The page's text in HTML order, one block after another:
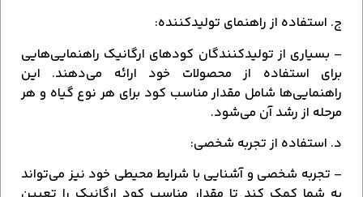
ج. استفاده از راهنمای تولیدکننده:
– بسیاری از تولیدکنندگان کودهای ارگانیک راهنمایی‌هایی
برای استفاده از محصولات خود ارائه می‌دهند. این
راهنمایی‌ها شامل مقدار مناسب کود برای هر نوع گیاه و هر
مرحله از رشد آن می‌شود.
د. استفاده از تجربه شخصی:
– تجربه شخصی و آشنایی با شرایط محیطی خود نیز می‌تواند